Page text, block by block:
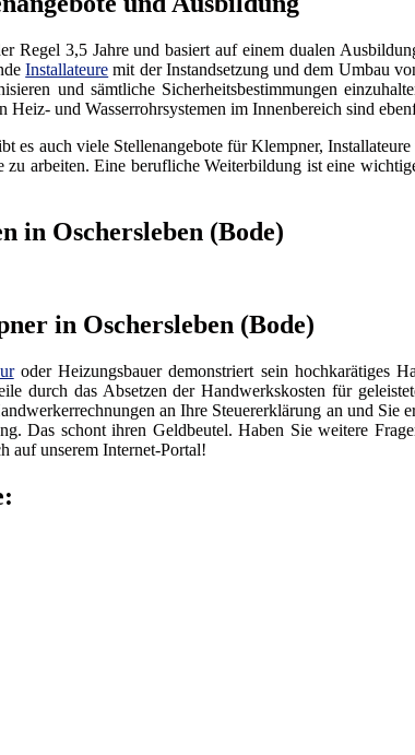
Regel 3,5 Jahre und basiert auf einem dualen
Installateure mit der Instandsetzung und dem Umbau
und sämtliche Sicherheitsbestimmungen
und Wasserrohrsystemen im Innenbereich sind
es auch viele Stellenangebote für Klempner,
arbeiten. Eine berufliche Weiterbildung ist eine
in Oschersleben (Bode)
in Oschersleben (Bode)
oder Heizungsbauer demonstriert sein hochkarätiges
durch das Absetzen der Handwerkskosten für
an Ihre Steuererklärung an und Sie
Das schont ihren Geldbeutel. Haben Sie weitere
auf unserem Internet-Portal!